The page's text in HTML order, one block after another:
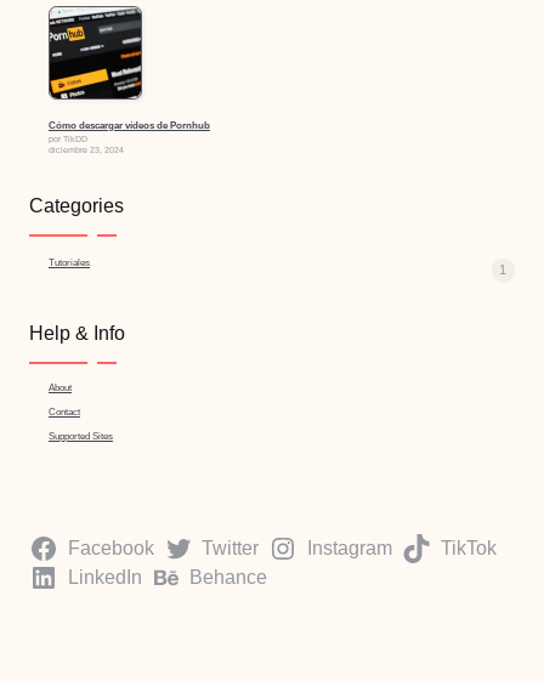
Cómo descargar vídeos de Pornhub
por TikDD
diciembre 23, 2024
Categories
Tutoriales 1
Help & Info
About
Contact
Supported Sites
Facebook Twitter Instagram
TikTok
LinkedIn
Behance